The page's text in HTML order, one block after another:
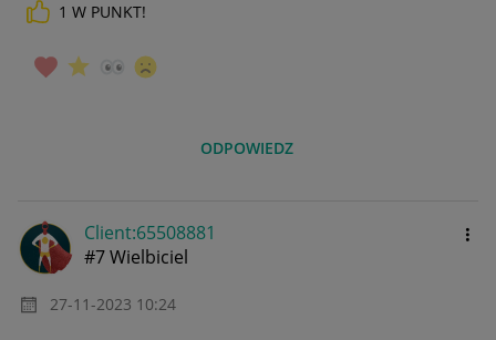
1 W PUNKT!
ODPOWIEDZ
Client:65508881
#7 Wielbiciel
‎27-11-2023 10:24